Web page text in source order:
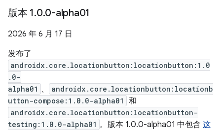
版本 1.0.0-alpha01
2026 年 6 月 17 日
发布了
androidx.core.locationbutton:locationbutton:1.0
.0-
alpha01 、
androidx.core.locationbutton:locationb
utton-compose:1.0.0-alpha01
和
androidx.core.locationbutton:locationbutton-
testing:1.0.0-alpha01 。版本 1.0.0-alpha01 中包含 这